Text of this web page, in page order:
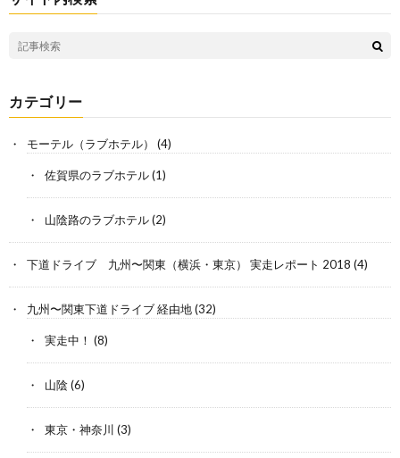
カテゴリー
モーテル（ラブホテル） (4)
佐賀県のラブホテル(1)
山陰路のラブホテル(2)
下道ドライブ 九州〜関東（横浜・東京） 実走レポート 2018 (4)
九州〜関東下道ドライブ 経由地(32)
実走中！ (8)
山陰(6)
東京・神奈川 (3)